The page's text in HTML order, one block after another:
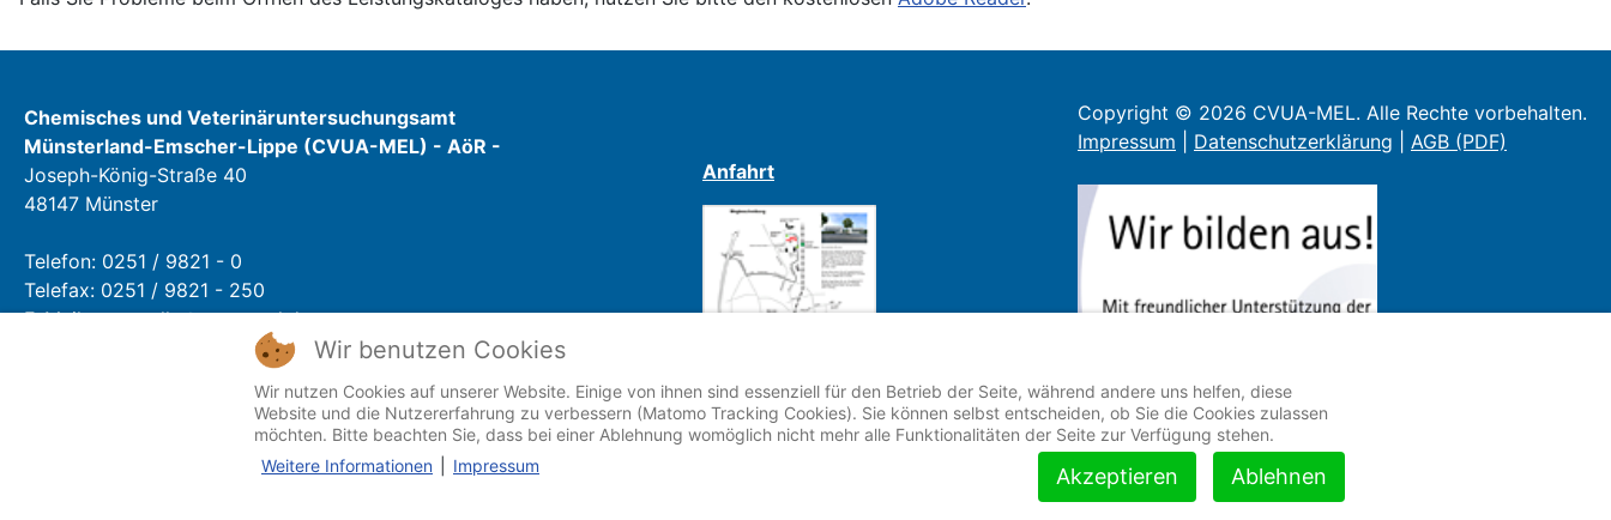
Chemisches und Veterinäruntersuchungsamt
Münsterland-Emscher-Lippe (CVUA-MEL) - AöR -
Joseph-König-Straße 40
48147 Münster
Telefon: 0251 / 9821 - 0
Telefax: 0251 / 9821 - 250
E-Mail:poststelle@cvua-mel.de
Mo - Fr: 07:30 Uhr - 16 Uhr
Anfahrt
Copyright © 2026 CVUA-MEL. Alle Rechte vorbehalten.
Impressum
Datenschutzerklärung AGB (PDF)
Wir benutzen Cookies
Wir nutzen Cookies auf unserer Website. Einige von ihnen sind essenziell für den Betrieb der Seite, während andere uns helfen, diese
Website und die Nutzererfahrung zu verbessern (Matomo Tracking Cookies). Sie können selbst entscheiden, ob Sie die Cookies zulassen
möchten. Bitte beachten Sie, dass bei einer Ablehnung womöglich nicht mehr alle Funktionalitäten der Seite zur Verfügung stehen.
Akzeptieren Ablehnen
Weitere Informationen Impressum